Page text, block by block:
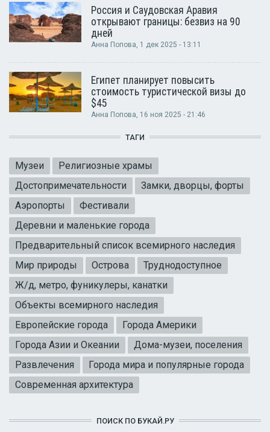
Россия и Саудовская Аравия
открывают границы: безвиз на 90
дней
Анна Попова, 1 дек 2025 - 13:11
Египет планирует повысить
стоимость туристической визы до
$45
Анна Попова, 16 ноя 2025 - 21:46
ТАГИ
Музеи
Религиозные храмы
Достопримечательности
Замки, дворцы, форты
Аэропорты
Фестивали
Деревни и маленькие города
Предварительный список всемирного наследия
Мир природы
Острова
Труднодоступное
Ж/д, метро, фуникулеры, канатки
Объекты всемирного наследия
Европейские города
Города Америки
Города Азии и Океании
Дома-музеи, поселения
Развлечения
Города мира и популярные города
Современная архитектура
ПОИСК ПО БУКАЙ.РУ